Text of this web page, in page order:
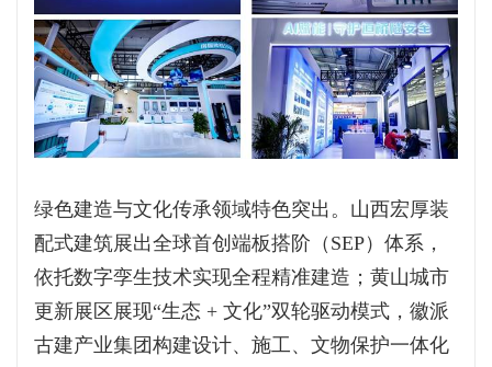
绿色建造与文化传承领域特色突出。山西宏厚装
配式建筑展出全球首创端板搭阶（SEP）体系，
依托数字孪生技术实现全程精准建造；黄山城市
更新展区展现“生态 + 文化”双轮驱动模式，徽派
古建产业集团构建设计、施工、文物保护一体化